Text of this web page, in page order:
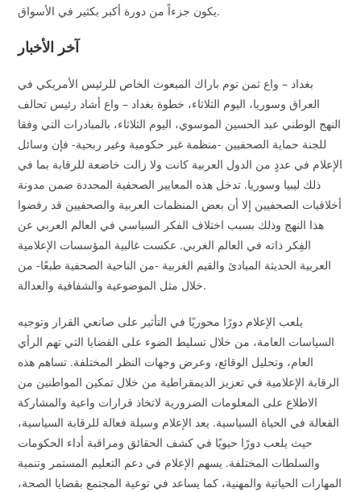
يكون جزءاً من دورة أكبر بكثير في الأسواق.
آخر الأخبار
بغداد – واع ثمن توم باراك المبعوث الخاص للرئيس الأمريكي في
العراق وسوريا، اليوم الثلاثاء، خطوة بغداد – واع أشاد رئيس تحالف
النهج الوطني عبد الحسين الموسوي، اليوم الثلاثاء، بالمبادرات التي وفقا
للجنة حماية الصحفيين -منظمة غير حكومية وغير ربحية- فإن وسائل
الإعلام في عددٍ من الدول العربية كانت ولا زالت خاضعة للرقابة بما في
ذلك ليبيا وسوريا. تدخل هذه المعايير الصحفية المحددة ضمن مدونة
أخلاقيات الصحفيين إلا أن بعض المنظمات العربية والصحفيين قد رفضوا
هذا النهج وذلك بسبب اختلاف الفكر السياسي في العالم العربي عن
الفِكر ذاته في العالم الغربي. عكست غالبية المؤسسات الإعلامية
العربية الحديثة المبادئ والقيم الغربية -من الناحية الصحفية طبعًا- من
خلال مثل الموضوعية والشفافية والعدالة.
يلعب الإعلام دورًا محوريًا في التأثير على صانعي القرار وتوجيه
السياسات العامة، من خلال تسليط الضوء على القضايا التي تهم الرأي
العام، وتحليل الوقائع، وعرض وجهات النظر المختلفة. تساهم هذه
الرقابة الإعلامية في تعزيز الديمقراطية من خلال تمكين المواطنين من
الاطلاع على المعلومات الضرورية لاتخاذ قرارات واعية والمشاركة
الفعالة في الحياة السياسية. يعد الإعلام وسيلة فعالة للرقابة السياسية،
حيث يلعب دورًا حيويًا في كشف الحقائق ومراقبة أداء الحكومات
والسلطات المختلفة. يسهم الإعلام في دعم التعليم المستمر وتنمية
المهارات الحياتية والمهنية، كما يساعد في توعية المجتمع بقضايا الصحة،